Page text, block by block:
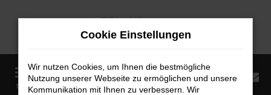
Zum
MENÜ
Startseite Fahrzeugangebote Fahrzeugmarkt
Cookie Einstellungen
Wir nutzen Cookies, um Ihnen die bestmögliche
Nutzung unserer Webseite zu ermöglichen und unsere
Kommunikation mit Ihnen zu verbessern. Wir